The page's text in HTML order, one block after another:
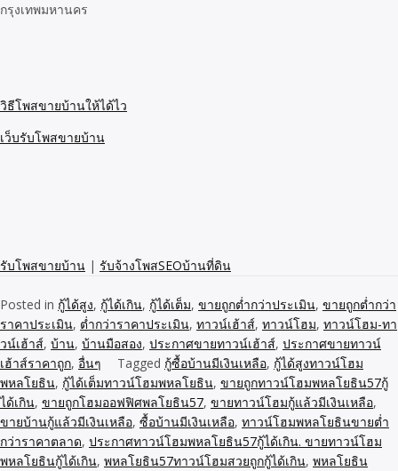
กรุงเทพมหานคร
วิธีโพสขายบ้านให้ได้ไว
เว็บรับโพสขายบ้าน
รับโพสขายบ้าน | รับจ้างโพสSEOบ้านที่ดิน
Posted in กู้ได้สูง, กู้ได้เกิน, กู้ได้เต็ม, ขายถูกต่ำกว่าประเมิน, ขายถูกต่ำกว่า
ราคาประเมิน, ต่ำกว่าราคาประเมิน, ทาวน์เฮ้าส์, ทาวน์โฮม, ทาวน์โฮม-ทา
วน์เฮ้าส์, บ้าน, บ้านมือสอง, ประกาศขายทาวน์เฮ้าส์, ประกาศขายทาวน์
เฮ้าส์ราคาถูก, อื่นๆ Tagged กู้ซื้อบ้านมีเงินเหลือ, กู้ได้สูงทาวน์โฮม
พหลโยธิน, กู้ได้เต็มทาวน์โฮมพหลโยธิน, ขายถูกทาวน์โฮมพหลโยธิน57กู้
ได้เกิน, ขายถูกโฮมออฟฟิศพลโยธิน57, ขายทาวน์โฮมกู้แล้วมีเงินเหลือ,
ขายบ้านกู้แล้วมีเงินเหลือ, ซื้อบ้านมีเงินเหลือ, ทาวน์โฮมพหลโยธินขายต่ำ
กว่าราคาตลาด, ประกาศทาวน์โฮมพหลโยธิน57กู้ได้เกิน. ขายทาวน์โฮม
พหลโยธินกู้ได้เกิน, พหลโยธิน57ทาวน์โฮมสวยถูกกู้ได้เกิน, พหลโยธิน